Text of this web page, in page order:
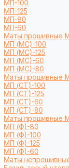
МП-100
МП-125
МП-80
МП-60
Маты прошивные
МП (МС)-100
МП (МС)-125
МП (МС)-60
МП (МС)-80
Маты прошивные
МП (СТ)-100
МП (СТ)-125
МП (СТ)-60
МП (СТ)-80
Маты прошивные
МП (Ф)-80
МП (Ф)-100
МП (Ф)-125
МП (Ф)-60
Маты